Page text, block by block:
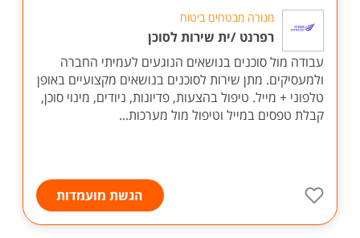
מנורה מבטחים ביטוח
רפרנט /ית שירות לסוכן
עבודה מול סוכנים בנושאים הנוגעים לעמיתי החברה
ולמעסיקים. מתן שירות לסוכנים בנושאים מקצועיים באופן
טלפוני + מייל. טיפול בהצעות, פדיונות, ניודים, מינוי סוכן,
קבלת טפסים במייל וטיפול מול מערכות...
הגשת מועמדות